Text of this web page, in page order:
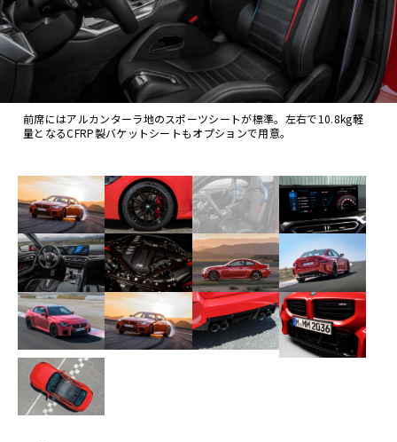
前席にはアルカンターラ地のスポーツシートが標準。左右で10.8kg軽
量となるCFRP製バケットシートもオプションで用意。